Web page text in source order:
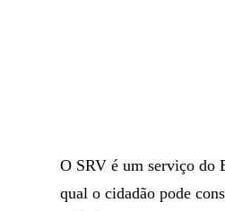
O SRV é um serviço do
qual o cidadão pode